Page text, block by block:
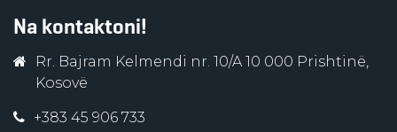
Na kontaktoni!
Rr. Bajram Kelmendi nr. 10/A 10 000 Prishtinë,
Kosovë
+383 45 906 733